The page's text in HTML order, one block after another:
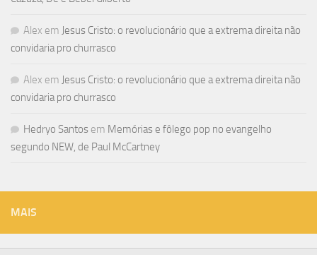
Alex em Jesus Cristo: o revolucionário que a extrema direita não
convidaria pro churrasco
Alex em Jesus Cristo: o revolucionário que a extrema direita não
convidaria pro churrasco
Hedryo Santos em Memórias e fôlego pop no evangelho
segundo NEW, de Paul McCartney
MAIS